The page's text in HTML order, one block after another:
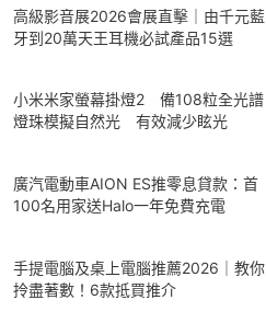
高級影音展2026會展直擊｜由千元藍
牙到20萬天王耳機必試產品15選
小米米家螢幕掛燈2 備108粒全光譜
燈珠模擬自然光 有效減少眩光
廣汽電動車AION ES推零息貸款：首
100名用家送Halo一年免費充電
手提電腦及桌上電腦推薦2026｜教你
拎盡著數！6款抵買推介